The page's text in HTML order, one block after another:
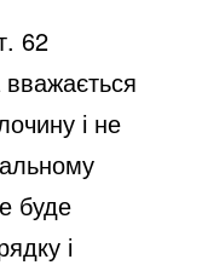
62
вважається
і не
буде
і